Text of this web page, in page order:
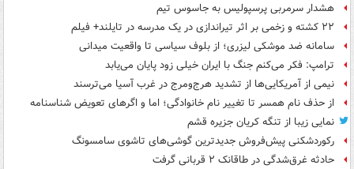
هشدار سرمربی پرسپولیس به جاسوس تیم
۲۲ کشته و زخمی بر اثر تیراندازی در یک مدرسه در تایلند+ فیلم
سامانه ضد موشکی لیزری؛ از بلوف سیاسی تا واقعیت میدانی
ترامپ: فکر می‌کنم جنگ با ایران خیلی زود پایان می‌یابد
نیمی از آمریکایی‌ها از تشدید هرج‌ومرج در غرب آسیا می‌ترسند
از حذف نام همسر تا تغییر نام خانوادگی؛ اما و اگرهای تعویض شناسنامه
نمایی زیبا از تنگه کریان جزیره قشم
رکوردشکنی پیش‌فروش جدیدترین گوشی‌های تاشوی سامسونگ
حادثه غرق‌شدگی در طاقانک ۲ قربانی گرفت